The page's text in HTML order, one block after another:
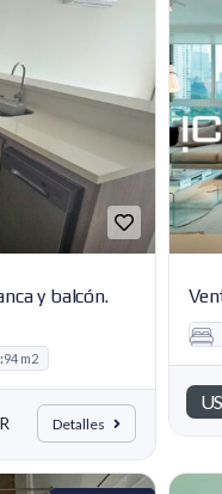
y balcón.
94 m2
Detalles